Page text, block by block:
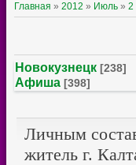
Главная » 2012 » Июль » 2
Новокузнецк [238]
Афиша [398]
Личным
житель г.